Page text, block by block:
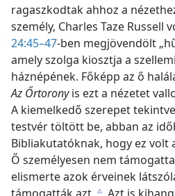
ragaszkodtak ahhoz a
személy, Charles Taze Russell
24:45–47-ben megjövendölt
amely szolga kiosztja a
háznépének. Főképp az ő
Az Őrtoronyis ezt a nézetet
A kiemelkedő szerepet
testvér töltött be, abban az
Bibliakutatóknak, hogy ez volt
Ő személyesen nem
elismerte azok érveinek